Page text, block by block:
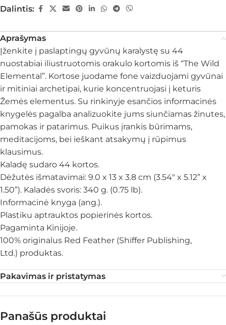
Dalintis:
Aprašymas
Įženkite į paslaptingų gyvūnų karalystę su 44
nuostabiai iliustruotomis orakulo kortomis iš “The Wild
Elemental”. Kortose juodame fone vaizduojami gyvūnai
ir mitiniai archetipai, kurie koncentruojasi į keturis
Žemės elementus. Su rinkinyje esančios informacinės
knygelės pagalba analizuokite jums siunčiamas žinutes,
pamokas ir patarimus. Puikus įrankis būrimams,
meditacijoms, bei ieškant atsakymų į rūpimus
klausimus.
Kaladę sudaro 44 kortos.
Dėžutės išmatavimai: 9.0 x 13 x 3.8 cm (3.54″ x 5.12” x
1.50”). Kaladės svoris: 340 g. (0.75 lb).
Informacinė knyga (ang.).
Plastiku aptrauktos popierinės kortos.
Pagaminta Kinijoje.
100% originalus Red Feather (Shiffer Publishing,
Ltd.) produktas.
Pakavimas ir pristatymas
Panašūs produktai